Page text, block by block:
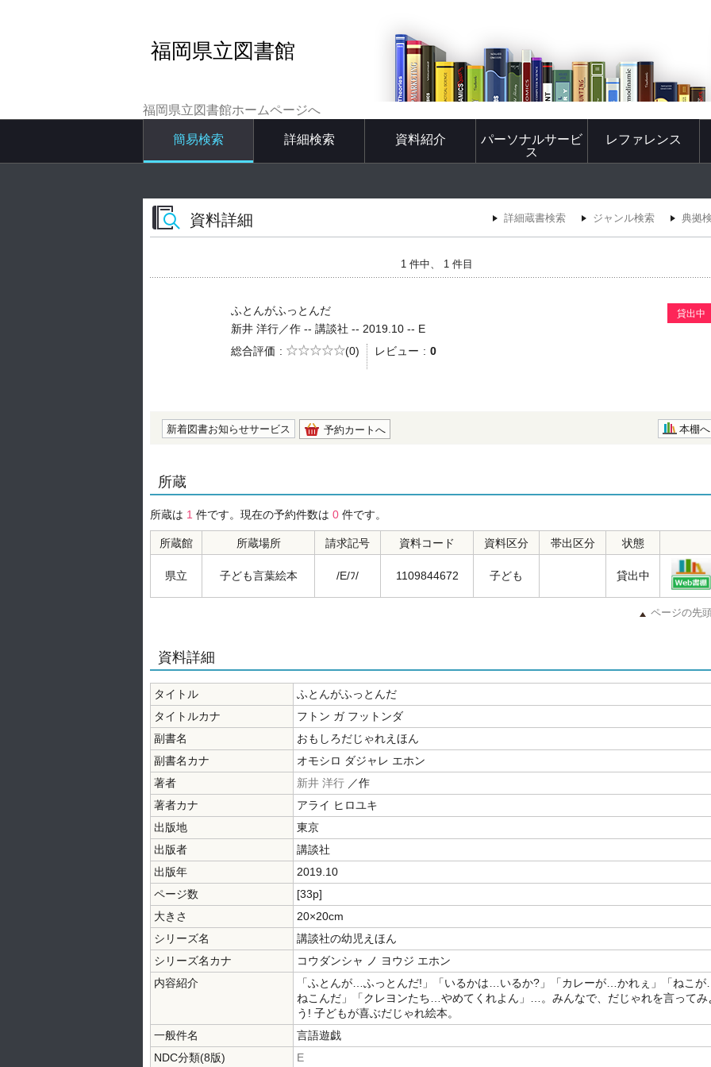
福岡県立図書館
福岡県立図書館ホームページへ
簡易検索 詳細検索 資料紹介
パーソナルサービ
ス
レファレンス
資料詳細 詳細蔵書検索 ジャンル検索 典拠
1 件中、 1 件目
ふとんがふっとんだ 貸出中
新井 洋行／作 -- 講談社 -- 2019.10 -- E
総合評価
5段階評価
(0) レビュー 0
新着図書お知らせサービス 予約カートへ 本棚へ
所蔵
所蔵は 1 件です。現在の予約件数は 0 件です。
所蔵館 所蔵場所 請求記号 資料コード 資料区分 帯出区分 状態
県立 子ども言葉絵本 /E/ﾌ/ 1109844672 子ども 貸出中
ページの先
資料詳細
タイトル
ふとんがふっとんだ
タイトルカナ
フトン ガ フットンダ
副書名
おもしろだじゃれえほん
副書名カナ
オモシロ ダジャレ エホン
著者
新井 洋行 ／作
著者カナ
アライ ヒロユキ
出版地
東京
出版者
講談社
出版年
2019.10
ページ数
[33p]
大きさ
20×20cm
シリーズ名
講談社の幼児えほん
シリーズ名カナ
コウダンシャ ノ ヨウジ エホン
内容紹介
「ふとんが…ふっとんだ!」「いるかは…いるか?」「カレーが…かれぇ」「ねこ
ねこんだ」「クレヨンたち…やめてくれよん」…。みんなで、だじゃれを言ってみ
う! 子どもが喜ぶだじゃれ絵本。
一般件名
言語遊戯
NDC分類(8版)
E